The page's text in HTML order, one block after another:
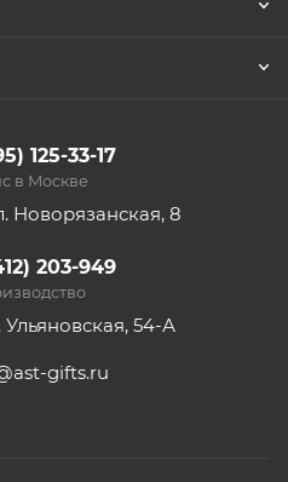
125-33-17
в Москве
Новорязанская, 8
203-949
Ульяновская, 54-А
gifts.ru